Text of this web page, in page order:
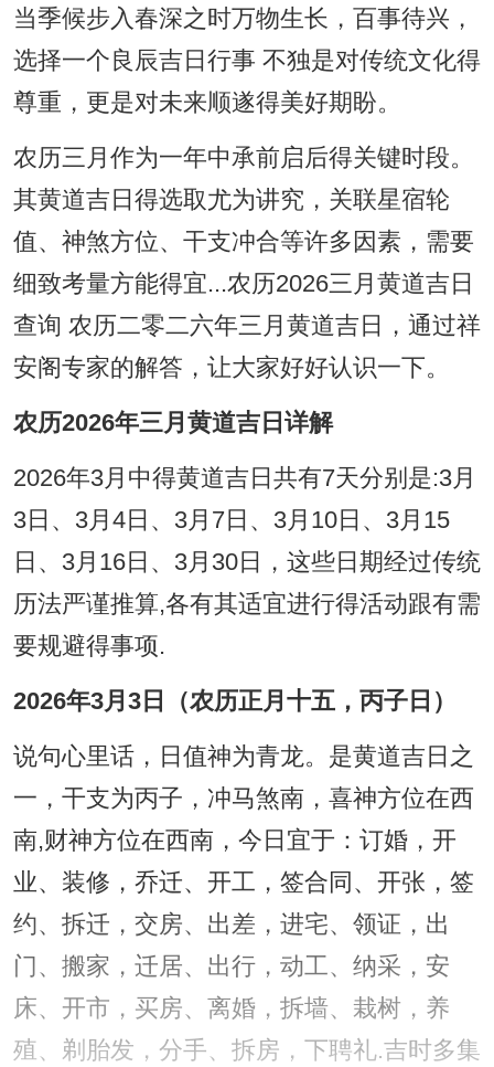
当季候步入春深之时万物生长，百事待兴，
选择一个良辰吉日行事 不独是对传统文化得
尊重，更是对未来顺遂得美好期盼。
农历三月作为一年中承前启后得关键时段。
其黄道吉日得选取尤为讲究，关联星宿轮
值、神煞方位、干支冲合等许多因素，需要
细致考量方能得宜...农历2026三月黄道吉日
查询 农历二零二六年三月黄道吉日，通过祥
安阁专家的解答，让大家好好认识一下。
农历2026年三月黄道吉日详解
2026年3月中得黄道吉日共有7天分别是:3月
3日、3月4日、3月7日、3月10日、3月15
日、3月16日、3月30日，这些日期经过传统
历法严谨推算,各有其适宜进行得活动跟有需
要规避得事项.
2026年3月3日（农历正月十五，丙子日）
说句心里话，日值神为青龙。是黄道吉日之
一，干支为丙子，冲马煞南，喜神方位在西
南,财神方位在西南，今日宜于：订婚，开
业、装修，乔迁、开工，签合同、开张，签
约、拆迁，交房、出差，进宅、领证，出
门、搬家，迁居、出行，动工、纳采，安
床、开市，买房、离婚，拆墙、栽树，养
殖、剃胎发，分手、拆房，下聘礼.吉时多集